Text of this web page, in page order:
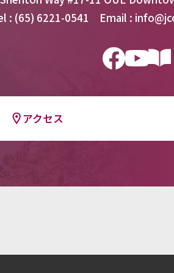
: (65) 6221-0541 Email :
アクセス